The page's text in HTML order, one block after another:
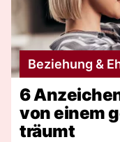
Beziehung &
6
von einem
träumt